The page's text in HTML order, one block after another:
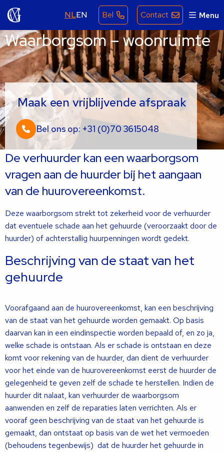
NLEN Bel Contact Menu
Waarborgsom – woonruimte
Maak een vrijblijvende afspraak
Bel ons op: +31 (0)70 3615048
De verhuurder kan een waarborgsom
vragen aan de huurder bij het aangaan
van de huurovereenkomst.
Deze waarborgsom strekt tot zekerheid voor de verhuurder
dat eventuele schade aan het gehuurde (veroorzaakt door de
huurder) of achterstallig huurpenningen wordt gedekt.
Beschrijving van de staat van het
gehuurde
Voorafgaand aan de huurovereenkomst, kan een beschrijving
van de staat van het gehuurde worden gemaakt. Op basis
daarvan kan in een eindinspectie worden bepaald of, en zo ja,
welke schade is ontstaan. Als er schade is ontstaan en deze
komt voor rekening van de huurder, dan dient de verhuurder
voor het einde van de huurovereenkomst eerst de huurder de
gelegenheid te geven zelf de schade te herstellen. Indien de
huurder dit nalaat, kan verhuurder de waarborgsom
aanwenden en zelf de reparaties laten verrichten. Als er
vooraf geen beschrijving van de staat van het gehuurde is
gemaakt, dan ontstaat op basis van de wet het vermoeden
(behoudens tegenbewijs) dat de huurder het gehuurde in